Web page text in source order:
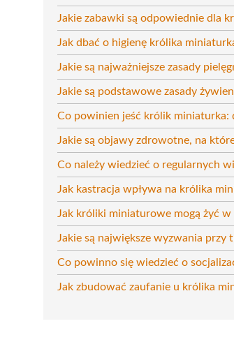
Jakie zabawki są odpowiednie dla
Jak dbać o higienę królika
Jakie są najważniejsze zasady
Jakie są podstawowe zasady
Co powinien jeść królik miniaturka:
Jakie są objawy zdrowotne, na
Co należy wiedzieć o regularnych
Jak kastracja wpływa na królika
Jak króliki miniaturowe mogą żyć
Jakie są największe wyzwania przy
Co powinno się wiedzieć o
Jak zbudować zaufanie u królika